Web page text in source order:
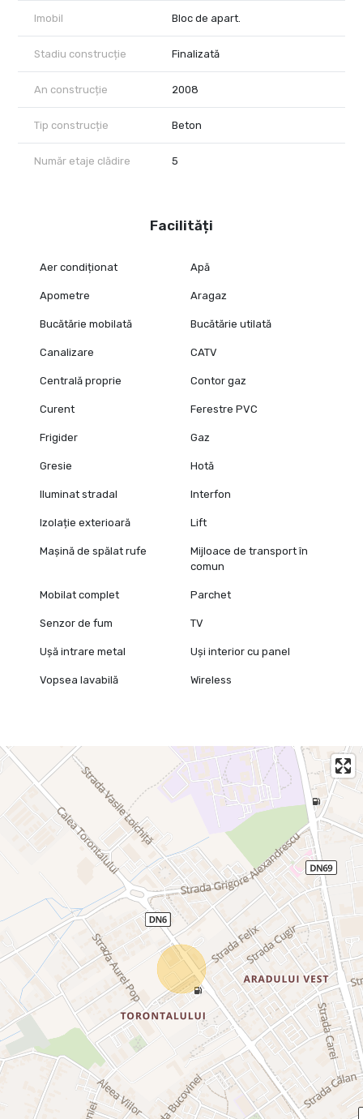
Imobil Bloc de apart.
Stadiu construcție Finalizată
An construcție 2008
Tip construcție Beton
Număr etaje clădire 5
Facilități
Aer condiționat Apă
Apometre Aragaz
Bucătărie mobilată Bucătărie utilată
Canalizare CATV
Centrală proprie Contor gaz
Curent Ferestre PVC
Frigider Gaz
Gresie Hotă
Iluminat stradal Interfon
Izolație exterioară Lift
Mașină de spălat rufe
Mijloace de transport în
comun
Mobilat complet Parchet
Senzor de fum TV
Ușă intrare metal Uși interior cu panel
Vopsea lavabilă Wireless